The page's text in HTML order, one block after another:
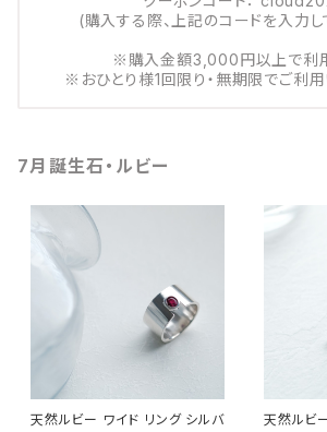
(購入する際、上記のコードを入力し
※購入金額3,000円以上で利
※おひとり様1回限り・無期限でご利用
7月誕生石・ルビー
天然ルビー ワイド リング シルバ
天然ルビ